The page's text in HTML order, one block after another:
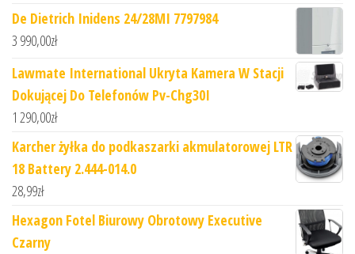
De Dietrich Inidens 24/28MI 7797984
3 990,00zł
Lawmate International Ukryta Kamera W Stacji
Dokującej Do Telefonów Pv-Chg30I
1 290,00zł
Karcher żyłka do podkaszarki akmulatorowej LTR
18 Battery 2.444-014.0
28,99zł
Hexagon Fotel Biurowy Obrotowy Executive
Czarny